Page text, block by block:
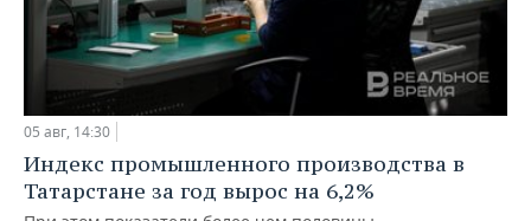
05 авг, 14:30
Индекс промышленного производства в
Татарстане за год вырос на 6,2%